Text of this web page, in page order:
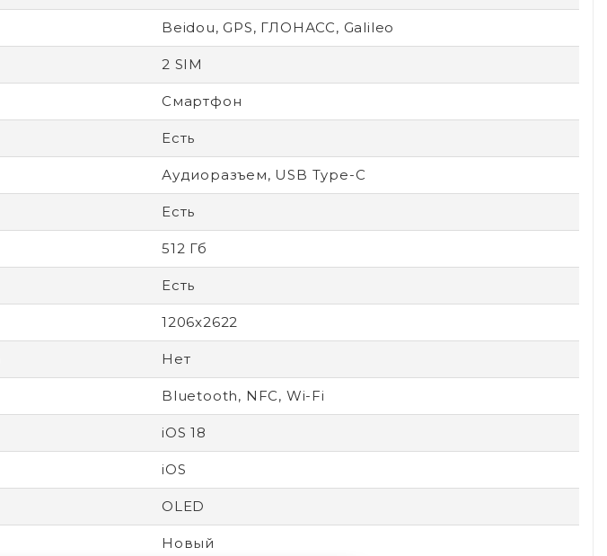
Beidou, GPS, ГЛОНАСС, Galileo
2 SIM
Смартфон
Есть
Аудиоразъем, USB Type-C
Есть
512 Гб
Есть
1206x2622
Нет
Bluetooth, NFC, Wi-Fi
iOS 18
iOS
OLED
Новый